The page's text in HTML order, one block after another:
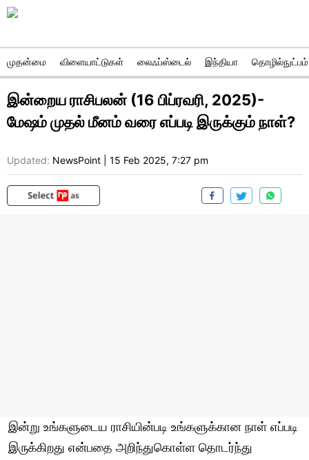
முதன்மை விளையாட்டுகள் லைஃப்ஸ்டைல் இந்தியா தொழில்நுட்பம்
இன்றைய ராசிபலன் (16 பிப்ரவரி, 2025)-
மேஷம் முதல் மீனம் வரை எப்படி இருக்கும் நாள்?
Updated: NewsPoint 15 Feb 2025, 7:27 pm
இன்று உங்களுடைய ராசியின்படி உங்களுக்கான நாள் எப்படி
இருக்கிறது என்பதை அறிந்துகொள்ள தொடர்ந்து